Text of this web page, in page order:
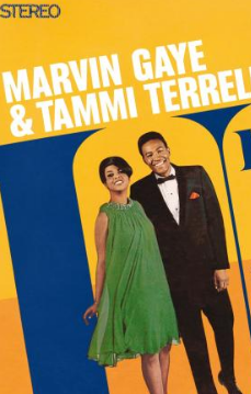
Thomas Lemmer
Genre:Electronic